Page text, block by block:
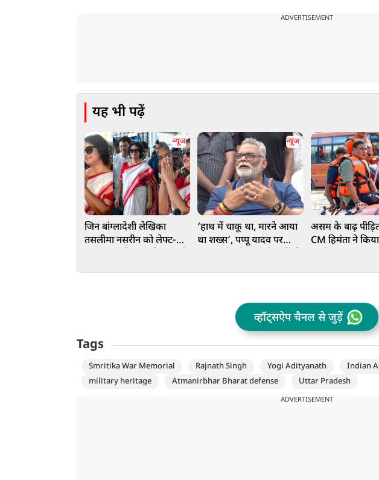
ADVERTISEMENT
यह भी पढ़ें
न्यूज
जिन बांग्लादेशी लेखिका
तसलीमा नसरीन को लेफ्ट-
न्यूज
‘हाथ में चाकू था, मारने आया
था शख्स’, पप्पू यादव पर
असम के बाढ़
CM हिमंता ने
व्हॉट्सऐप चैनल से जुड़ें
Tags
Smritika War Memorial Rajnath Singh Yogi Adityanath Indian
military heritage
Atmanirbhar Bharat defense Uttar Pradesh
ADVERTISEMENT